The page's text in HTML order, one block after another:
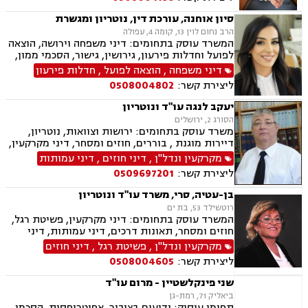
סיון אוחנה, עורכת דין, נוטריון ומגשרת
הרב נחום לוין 13, קומה 4, עפולה
המשרד עוסק בתחומים: דיני משפחה וירושה, הוצאה
לפועל וחדלות פירעון, גירושין, גישור, הסכמי ממון,
ייפוי כוח מתמשך, ניכור הורי, אפוטרופסות, ירושות
וצוואות, מזונות, אחריות הורית, איזון משאבים
וחלוקת רכוש.
דיני משפחה , הוצאה לפועל , חדלות פירעון
ליצירת קשר: 0508004802
יעקב לנגה עו"ד ונוטריון
הסורג 2, ירושלים
משרד עוסק בתחומים: ירושות וצוואות, נוטריון,
דיירות מוגנת , בוררים, חוזים ומסחר, דיני מקרקעין,
דיני משפחה, דיני עבודה ודיני תאגידים.
מקרקעין ונדל"ן, דיני חוזים , דיני עמותות
ליצירת קשר: 0509697201
בן-עטיה, סרי, משרד עו"ד ונוטריון
רוטשילד 53, בת ים
המשרד עוסק בתחומים: דיני מקרקעין, פשיטת רגל,
חוזים ומסחר, תאונות דרכים, דיני עמותות, דיני
תאגידים, הסכמי ממון, חדלות פרעון, חוקתי ומנהלי,
ידועים בציבור, ירושות וצוואות, ליווי עסקי,
חלוקת רכוש, מגרשים לבניה , נדל"ן, נוטריון,
עסקאות מכר דירה, פינוי בינוי, פינוי מושכר, פירוקים
והקפאות הליכים, צווי הריסה, צווי מניעה, רשויות
מקרקעין ונדל"ן, פשיטת רגל , דיני חוזים
ליצירת קשר: 0508004605
שני פינקלשטיין - מרום עו"ד
ביאליק 71, רמת-גן